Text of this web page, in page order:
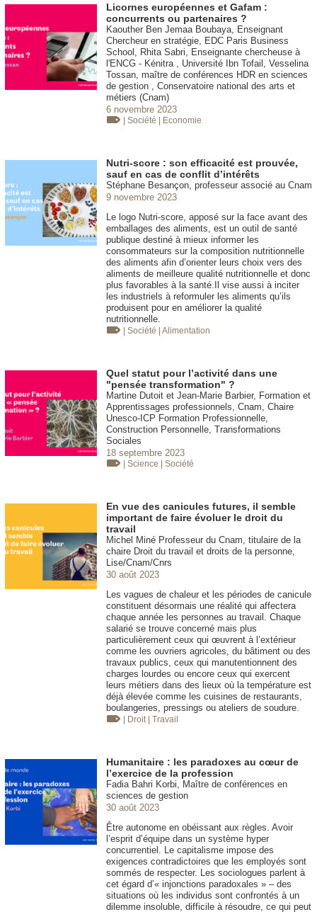
Licornes européennes et Gafam :
concurrents ou partenaires ?
Kaouther Ben Jemaa Boubaya, Enseignant
Chercheur en stratégie, EDC Paris Business
School, Rhita Sabri, Enseignante chercheuse à
l'ENCG - Kénitra , Université Ibn Tofail, Vesselina
Tossan, maître de conférences HDR en sciences
de gestion , Conservatoire national des arts et
métiers (Cnam)
6 novembre 2023
| Société | Economie
Nutri-score : son efficacité est prouvée,
sauf en cas de conflit d’intérêts
Stéphane Besançon, professeur associé au Cnam
9 novembre 2023
Le logo Nutri-score, apposé sur la face avant des
emballages des aliments, est un outil de santé
publique destiné à mieux informer les
consommateurs sur la composition nutritionnelle
des aliments afin d’orienter leurs choix vers des
aliments de meilleure qualité nutritionnelle et donc
plus favorables à la santé.Il vise aussi à inciter
les industriels à reformuler les aliments qu’ils
produisent pour en améliorer la qualité
nutritionnelle.
| Société | Alimentation
Quel statut pour l’activité dans une
"pensée transformation" ?
Martine Dutoit et Jean-Marie Barbier, Formation et
Apprentissages professionnels, Cnam, Chaire
Unesco-ICP Formation Professionnelle,
Construction Personnelle, Transformations
Sociales
18 septembre 2023
| Science | Société
En vue des canicules futures, il semble
important de faire évoluer le droit du
travail
Michel Miné Professeur du Cnam, titulaire de la
chaire Droit du travail et droits de la personne,
Lise/Cnam/Cnrs
30 août 2023
Les vagues de chaleur et les périodes de canicule
constituent désormais une réalité qui affectera
chaque année les personnes au travail. Chaque
salarié se trouve concerné mais plus
particulièrement ceux qui œuvrent à l’extérieur
comme les ouvriers agricoles, du bâtiment ou des
travaux publics, ceux qui manutentionnent des
charges lourdes ou encore ceux qui exercent
leurs métiers dans des lieux où la température est
déjà élevée comme les cuisines de restaurants,
boulangeries, pressings ou ateliers de soudure.
| Droit | Travail
Humanitaire : les paradoxes au cœur de
l’exercice de la profession
Fadia Bahri Korbi, Maître de conférences en
sciences de gestion
30 août 2023
Être autonome en obéissant aux règles. Avoir
l’esprit d’équipe dans un système hyper
concurrentiel. Le capitalisme impose des
exigences contradictoires que les employés sont
sommés de respecter. Les sociologues parlent à
cet égard d’« injonctions paradoxales » – des
situations où les individus sont confrontés à un
dilemme insoluble, difficile à résoudre, ce qui peut